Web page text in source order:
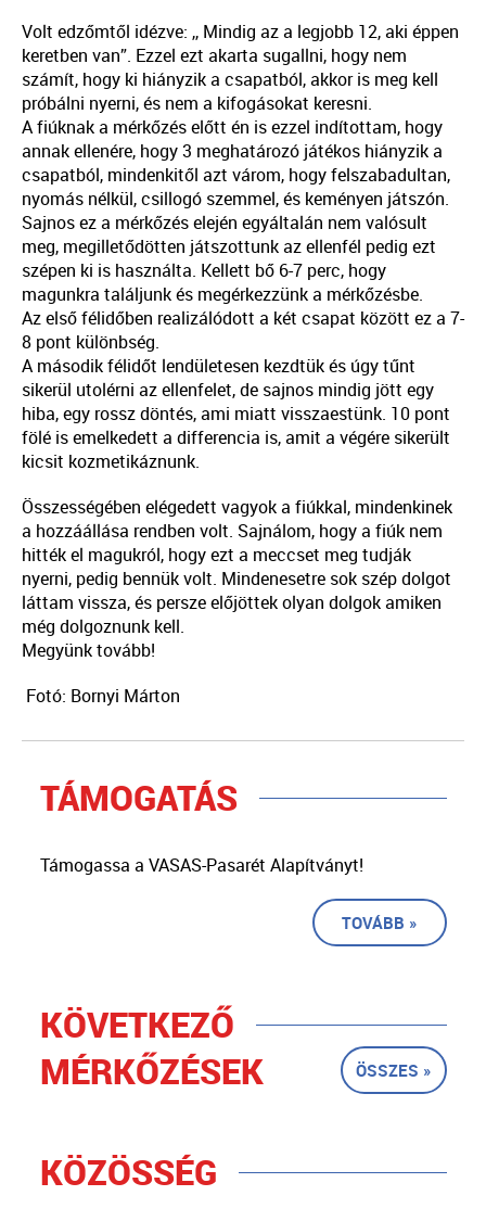
Volt edzőmtől idézve: ,, Mindig az a legjobb 12, aki éppen
keretben van”. Ezzel ezt akarta sugallni, hogy nem
számít, hogy ki hiányzik a csapatból, akkor is meg kell
próbálni nyerni, és nem a kifogásokat keresni.
A fiúknak a mérkőzés előtt én is ezzel indítottam, hogy
annak ellenére, hogy 3 meghatározó játékos hiányzik a
csapatból, mindenkitől azt várom, hogy felszabadultan,
nyomás nélkül, csillogó szemmel, és keményen játszón.
Sajnos ez a mérkőzés elején egyáltalán nem valósult
meg, megilletődötten játszottunk az ellenfél pedig ezt
szépen ki is használta. Kellett bő 6-7 perc, hogy
magunkra találjunk és megérkezzünk a mérkőzésbe.
Az első félidőben realizálódott a két csapat között ez a 7-
8 pont különbség.
A második félidőt lendületesen kezdtük és úgy tűnt
sikerül utolérni az ellenfelet, de sajnos mindig jött egy
hiba, egy rossz döntés, ami miatt visszaestünk. 10 pont
fölé is emelkedett a differencia is, amit a végére sikerült
kicsit kozmetikáznunk.
Összességében elégedett vagyok a fiúkkal, mindenkinek
a hozzáállása rendben volt. Sajnálom, hogy a fiúk nem
hitték el magukról, hogy ezt a meccset meg tudják
nyerni, pedig bennük volt. Mindenesetre sok szép dolgot
láttam vissza, és persze előjöttek olyan dolgok amiken
még dolgoznunk kell.
Megyünk tovább!
Fotó: Bornyi Márton
TÁMOGATÁS
Támogassa a VASAS-Pasarét Alapítványt!
TOVÁBB »
KÖVETKEZŐ
MÉRKŐZÉSEK
ÖSSZES »
KÖZÖSSÉG